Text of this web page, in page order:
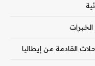
القادمة من إيطاليا